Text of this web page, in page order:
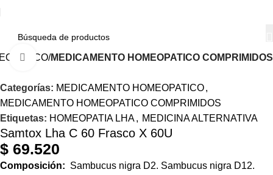
MEDICAMENTO HOMEOPATICO COMPRIMIDOS
Haga Click para agrandar
Categorías: MEDICAMENTO HOMEOPATICO,
MEDICAMENTO HOMEOPATICO COMPRIMIDOS
Etiquetas: HOMEOPATIA LHA, MEDICINA ALTERNATIVA
Samtox Lha C 60 Frasco X 60U
$ 69.520
Composición: Sambucus nigra D2. Sambucus nigra D12.